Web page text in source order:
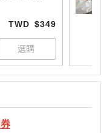
TWD $349